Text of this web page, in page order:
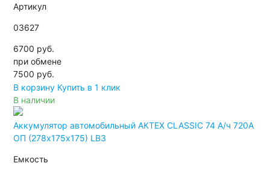
Артикул
03627
6700 руб.
при обмене
7500 руб.
В корзину Купить в 1 клик
В наличии
Аккумулятор автомобильный АКТЕХ CLASSIC 74 А/ч 720А
ОП (278х175х175) LB3
Емкость